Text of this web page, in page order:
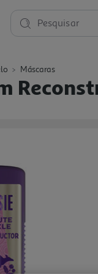
Pesquisar
Máscaras